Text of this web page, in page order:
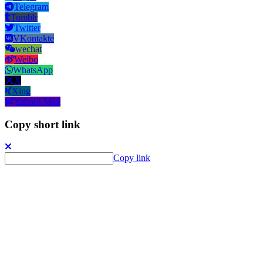
Telegram
Tumblr
Twitter
VKontakte
wechat
Weibo
WhatsApp
X
Xing
Yahoo! Mail
Copy short link
Copy link